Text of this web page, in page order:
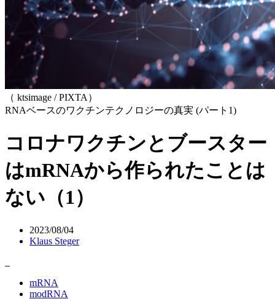
（ ktsimage / PIXTA）
RNAベースのワクチンテクノロジーの真実 (パート1)
コロナワクチンとブースター
はmRNAから作られたことは
ない（1）
2023/08/04
Klaus Steger
mRNA
modRNA